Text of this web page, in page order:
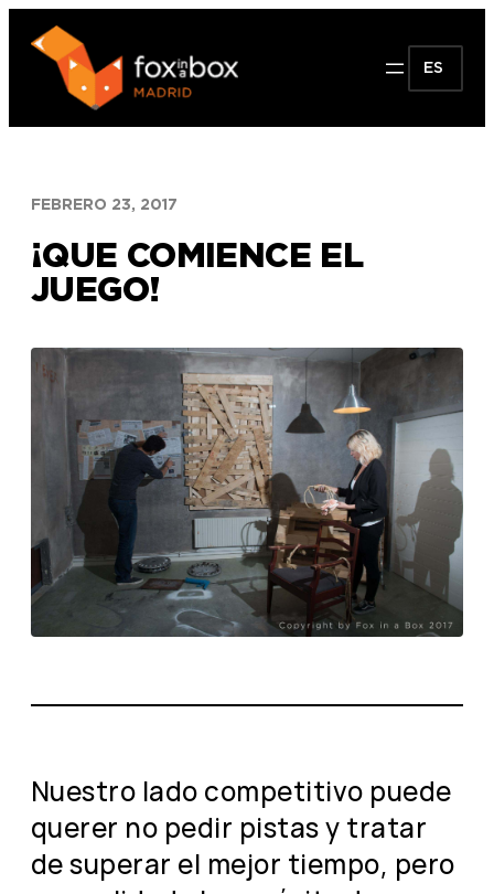
Saltar
contenido
ES
FEBRERO 23, 2017
¡QUE COMIENCE EL
JUEGO!
Nuestro lado competitivo puede
querer no pedir pistas y tratar
de superar el mejor tiempo, pero